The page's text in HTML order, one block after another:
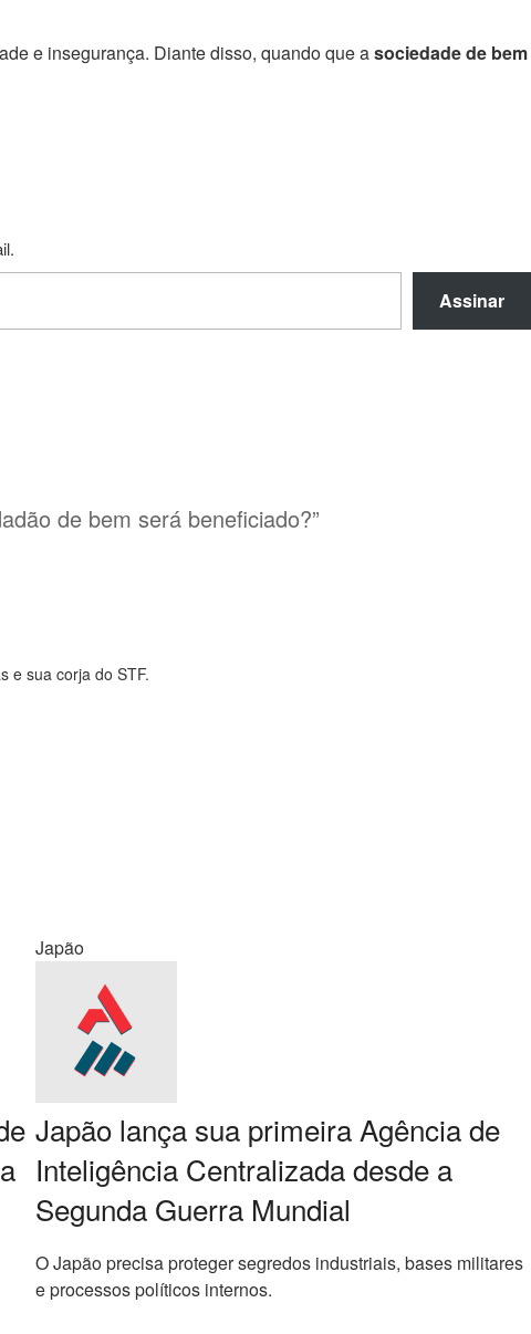
e insegurança. Diante disso, quando que asociedade de bem
Assinar
de bem será beneficiado?”
e sua corja do STF.
Japão
Japão lança sua primeira Agência de
Inteligência Centralizada desde a
Segunda Guerra Mundial
O Japão precisa proteger segredos industriais, bases militares
e processos políticos internos.